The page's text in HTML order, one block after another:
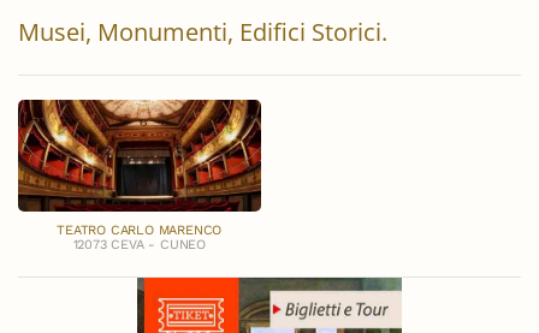
Musei, Monumenti, Edifici Storici.
TEATRO CARLO MARENCO
12073 CEVA - CUNEO